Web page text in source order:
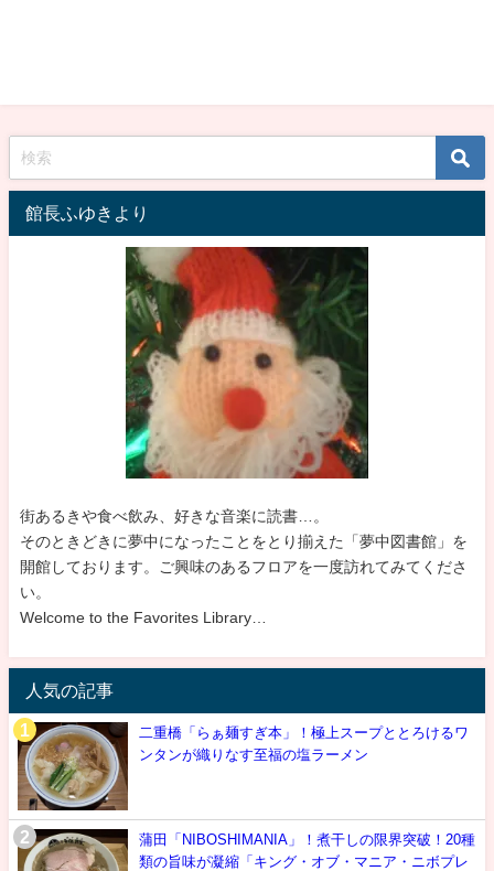
館長ふゆきより
街あるきや食べ飲み、好きな音楽に読書…。
そのときどきに夢中になったことをとり揃えた「夢中図書館」を
開館しております。ご興味のあるフロアを一度訪れてみてくださ
い。
Welcome to the Favorites Library…
人気の記事
二重橋「らぁ麺すぎ本」！極上スープととろけるワ
ンタンが織りなす至福の塩ラーメン
蒲田「NIBOSHIMANIA」！煮干しの限界突破！20種
類の旨味が凝縮「キング・オブ・マニア・ニボプレ